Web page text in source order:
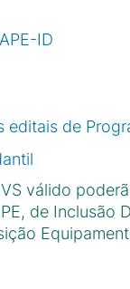
ID
editais de
válido
de Inclusão